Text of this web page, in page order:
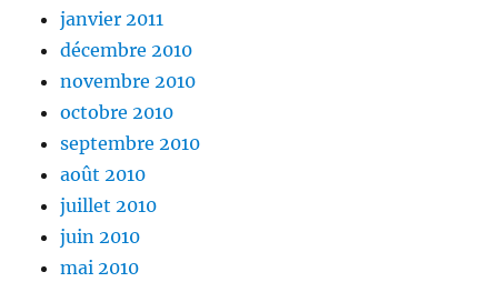
janvier 2011
décembre 2010
novembre 2010
octobre 2010
septembre 2010
août 2010
juillet 2010
juin 2010
mai 2010